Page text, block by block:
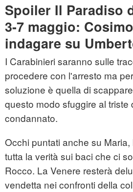
Spoiler Il Paradiso
3-7 maggio:
indagare su
I Carabinieri saranno sulle
procedere con l'arresto ma
soluzione è quella di
questo modo sfuggire al triste
condannato.
Occhi puntati anche su
tutta la verità sui baci che ci
Rocco. La Venere resterà
vendetta nei confronti della